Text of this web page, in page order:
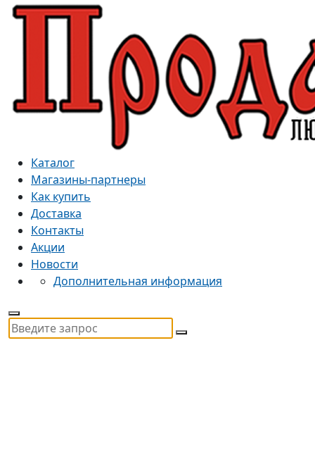
Каталог
Магазины-партнеры
Как купить
Доставка
Контакты
Акции
Новости
Дополнительная информация